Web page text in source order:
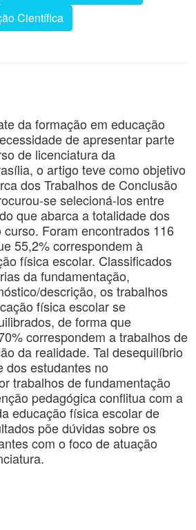
Científica
da formação em educação
de apresentar parte
de licenciatura da
o artigo teve como objetivo
dos Trabalhos de Conclusão
se selecioná-los entre
que abarca a totalidade dos
Foram encontrados 116
55,2% correspondem à
física escolar. Classificados
da fundamentação,
descrição, os trabalhos
física escolar se
de forma que
correspondem a trabalhos de
da realidade. Tal desequilíbrio
dos estudantes no
trabalhos de fundamentação
pedagógica conflitua com a
educação física escolar de
põe dúvidas sobre os
com o foco de atuação